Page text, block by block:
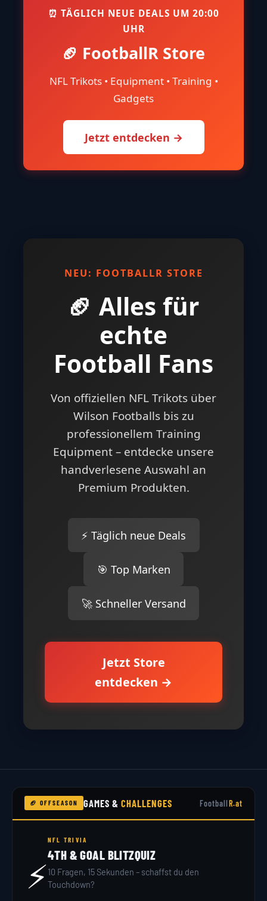
⏰ TÄGLICH NEUE DEALS UM 20:00
UHR
🏈 FootballR Store
NFL Trikots • Equipment • Training •
Gadgets
Jetzt entdecken →
NEU: FOOTBALLR STORE
🏈 Alles für
echte
Football Fans
Von offiziellen NFL Trikots über
Wilson Footballs bis zu
professionellem Training
Equipment – entdecke unsere
handverlesene Auswahl an
Premium Produkten.
⚡ Täglich neue Deals
🎯 Top Marken
🚀 Schneller Versand
Jetzt Store
entdecken →
🏈 OFFSEASON GAMES &CHALLENGES FootballR.at
🏟️
NFL DRAFT 2026
DRAFT SIMULATOR
32 Teams, 7 Runden – du bist GM. Hol dir dein
Scout-Rating!